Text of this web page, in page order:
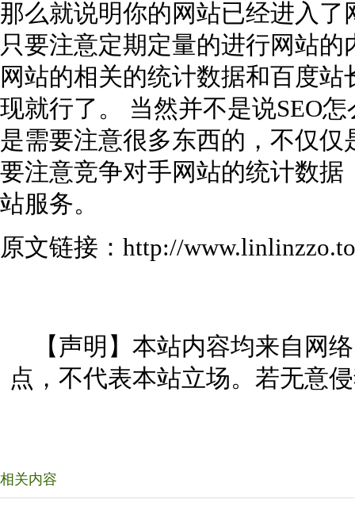
那么就说明你的网站已经进入
只要注意定期定量的进行网站
网站的相关的统计数据和百度
现就行了。 当然并不是说SEO
是需要注意很多东西的，不仅
要注意竞争对手网站的统计数
站服务。
原文链接：http://
【声明】本站内容均来自网
点，不代表本站立场。若无意
相关内容